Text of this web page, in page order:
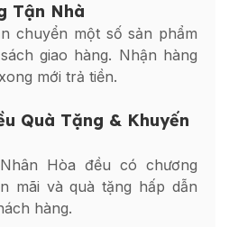
Tận Nhà
chuyển một số sản phẩm
giao hàng. Nhận hàng
mới trả tiền.
Quà Tặng & Khuyến
Hòa đều có chương
mãi và quà tặng hấp dẫn
hàng.